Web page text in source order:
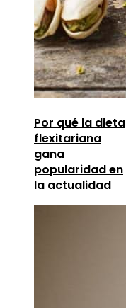
Por qué la dieta
flexitariana
gana
popularidad en
la actualidad